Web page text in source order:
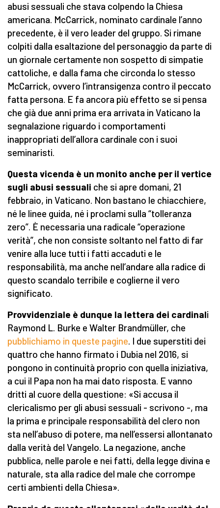
abusi sessuali che stava colpendo la Chiesa
americana. McCarrick, nominato cardinale l’anno
precedente, è il vero leader del gruppo. Si rimane
colpiti dalla esaltazione del personaggio da parte di
un giornale certamente non sospetto di simpatie
cattoliche, e dalla fama che circonda lo stesso
McCarrick, ovvero l’intransigenza contro il peccato
fatta persona. E fa ancora più effetto se si pensa
che già due anni prima era arrivata in Vaticano la
segnalazione riguardo i comportamenti
inappropriati dell’allora cardinale con i suoi
seminaristi.
Questa vicenda è un monito anche per il vertice
sugli abusi sessuali che si apre domani, 21
febbraio, in Vaticano. Non bastano le chiacchiere,
né le linee guida, né i proclami sulla “tolleranza
zero”. È necessaria una radicale “operazione
verità”, che non consiste soltanto nel fatto di far
venire alla luce tutti i fatti accaduti e le
responsabilità, ma anche nell’andare alla radice di
questo scandalo terribile e coglierne il vero
significato.
Provvidenziale è dunque la lettera dei cardinali
Raymond L. Burke e Walter Brandmüller, che
pubblichiamo in queste pagine. I due superstiti dei
quattro che hanno firmato i Dubia nel 2016, si
pongono in continuità proprio con quella iniziativa,
a cui il Papa non ha mai dato risposta. E vanno
dritti al cuore della questione: «Si accusa il
clericalismo per gli abusi sessuali - scrivono -, ma
la prima e principale responsabilità del clero non
sta nell’abuso di potere, ma nell’essersi allontanato
dalla verità del Vangelo. La negazione, anche
pubblica, nelle parole e nei fatti, della legge divina e
naturale, sta alla radice del male che corrompe
certi ambienti della Chiesa».